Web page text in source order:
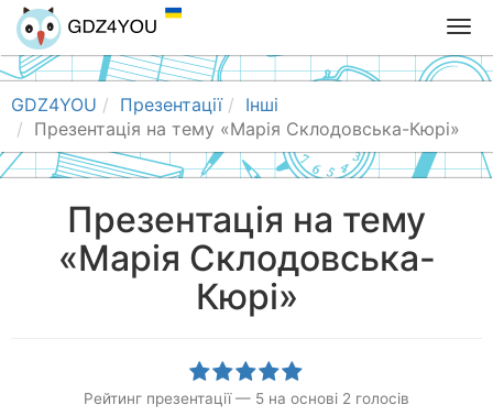
T
o
g
l
e
n
GDZ4YOU Презентації
Інші
Презентація на тему «Марія Склодовська-Кюрі»
Презентація на тему
«Марія Склодовська-
Кюрі»
Рейтинг презентації — 5 на основі 2 голосів